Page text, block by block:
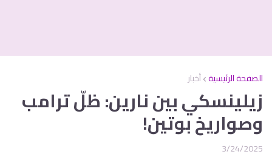
الصفحة الرئيسية أخبار
زيلينسكي بين نارين: ظلّ ترامب
وصواريخ بوتين!
3/24/2025